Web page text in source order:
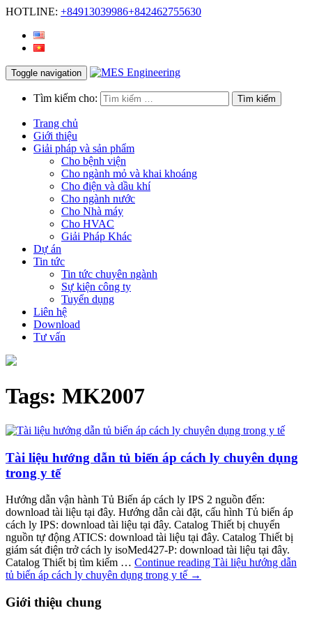
HOTLINE: +84913039986+842462755630
Toggle navigation
Tìm kiếm cho:
Trang chủ
Giới thiệu
Giải pháp và sản phẩm
Cho bệnh viện
Cho ngành mỏ và khai khoáng
Cho điện và dầu khí
Cho ngành nước
Cho Nhà máy
Cho HVAC
Giải Pháp Khác
Dự án
Tin tức
Tin tức chuyên ngành
Sự kiện công ty
Tuyển dụng
Liên hệ
Download
Tư vấn
Tags: MK2007
Tài liệu hướng dẫn tủ biến áp cách ly chuyên dụng
trong y tế
Hướng dẫn vận hành Tủ Biến áp cách ly IPS 2 nguồn đến:
download tài liệu tại đây. Hướng dẫn cài đặt, cấu hình Tủ biến áp
cách ly IPS: download tài liệu tại đây. Catalog Thiết bị chuyển
nguồn tự động ATICS: download tài liệu tại đây. Catalog Thiết bị
giám sát điện trở cách ly isoMed427-P: download tài liệu tại đây.
Catalog Thiết bị tìm kiếm … Continue reading Tài liệu hướng dẫn
tủ biến áp cách ly chuyên dụng trong y tế →
Giới thiệu chung